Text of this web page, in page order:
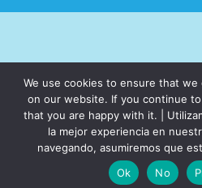
We use cookies to ensure that
on our website. If you continue
that you are happy with it. |
la mejor experiencia en
navegando, asumiremos que
Ok
No